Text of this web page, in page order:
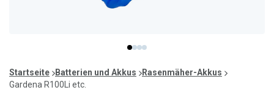
item
0
item
1
item
2
item
3
of
4
Startseite Batterien und Akkus
Rasenmäher-Akkus
Gardena R100Li etc.